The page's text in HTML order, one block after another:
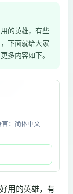
的英雄，有些
下面就给大家
多内容如下。
言：简体中文
用的英雄，有